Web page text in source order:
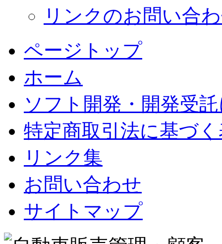
リンクのお問い合
ページトップ
ホーム
ソフト開発・開発受
特定商取引法に基づ
リンク集
お問い合わせ
サイトマップ